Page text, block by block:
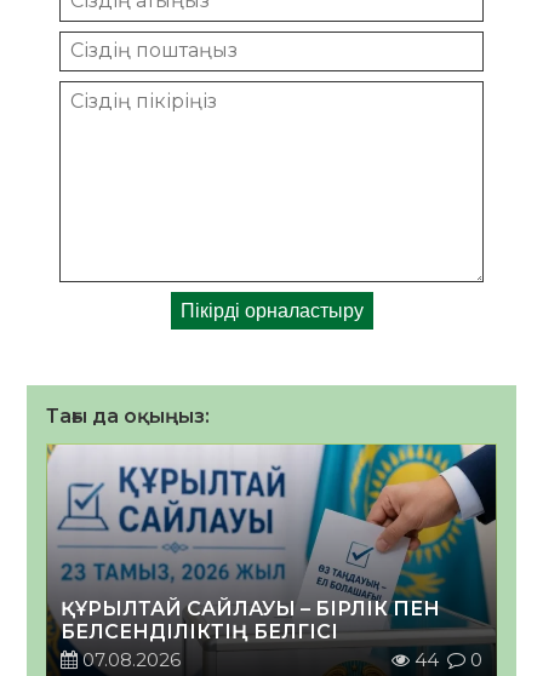
Тағы да оқыңыз:
ҚҰРЫЛТАЙ САЙЛАУЫ – БІРЛІК ПЕН
БЕЛСЕНДІЛІКТІҢ БЕЛГІСІ
07.08.2026
44 0